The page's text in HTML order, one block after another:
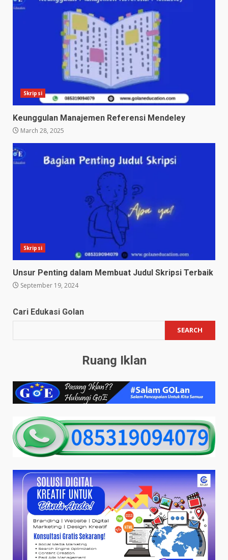
Skripsi
Keunggulan Manajemen Referensi Mendeley
March 28, 2025
Skripsi
Unsur Penting dalam Membuat Judul Skripsi Terbaik
September 19, 2024
Cari Edukasi Golan
SEARCH
Ruang Iklan